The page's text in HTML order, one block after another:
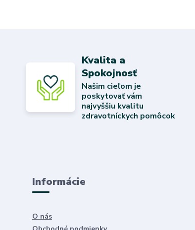
Kvalita a
Spokojnosť
Našim cieľom je
poskytovať vám
najvyššiu kvalitu
zdravotníckych pomôcok
Informácie
O nás